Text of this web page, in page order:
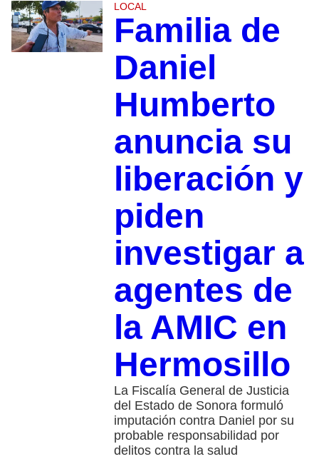
LOCAL
Familia de
Daniel
Humberto
anuncia su
liberación y
piden
investigar a
agentes de
la AMIC en
Hermosillo
La Fiscalía General de Justicia
del Estado de Sonora formuló
imputación contra Daniel por su
probable responsabilidad por
delitos contra la salud